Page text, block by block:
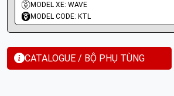
MODEL XE: WAVE
MODEL CODE: KTL
CATALOGUE / BỘ PHỤ TÙNG